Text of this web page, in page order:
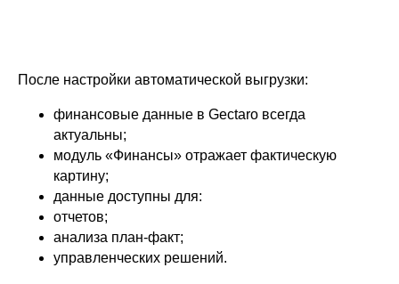
После настройки автоматической выгрузки:
финансовые данные в Gectaro всегда
актуальны;
модуль «Финансы» отражает фактическую
картину;
данные доступны для:
отчетов;
анализа план-факт;
управленческих решений.